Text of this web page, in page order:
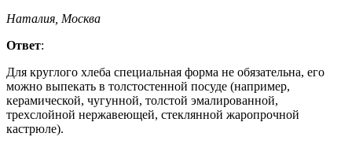
Наталия, Москва
Ответ:
Для круглого хлеба специальная форма не обязательна, его
можно выпекать в толстостенной посуде (например,
керамической, чугунной, толстой эмалированной,
трехслойной нержавеющей, стеклянной жаропрочной
кастрюле).